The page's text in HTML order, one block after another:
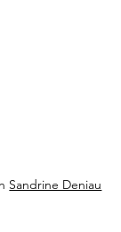
Sandrine Deniau